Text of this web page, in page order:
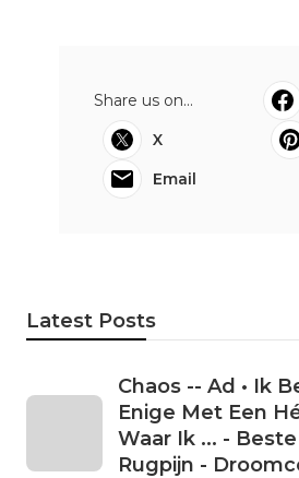
Share us on...
X
Email
Latest Posts
Chaos -- Ad • Ik
Enige Met Een
Waar Ik ... -
Rugpijn -